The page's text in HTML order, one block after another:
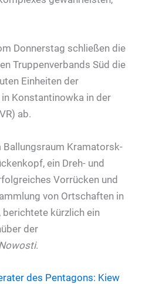
Donnerstag schließen die
Truppenverbands Süd die
Einheiten der
Konstantinowka in der
ab.
Ballungsraum Kramatorsk-
ein Dreh- und
Vorrücken und
von Ortschaften in
berichtete kürzlich ein
der
.
des Pentagons: Kiew